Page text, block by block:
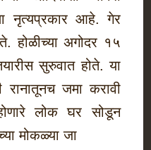
नृत्यप्रकार आहे. गेर
होळीच्या अगोदर १५
सुरुवात होते. या
रानातूनच जमा करावी
लोक घर सोडून
मोकळ्या जा